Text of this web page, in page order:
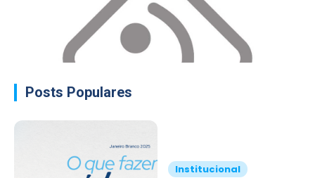
Posts Populares
Institucional